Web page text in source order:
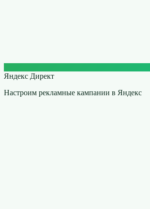
Яндекс Директ
Настроим рекламные кампании в Яндекс